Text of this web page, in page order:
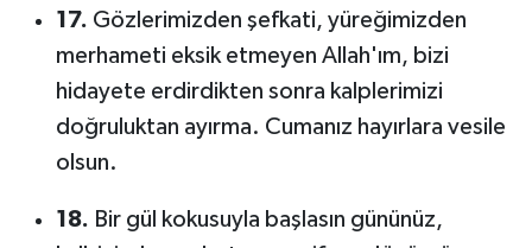
17. Gözlerimizden şefkati, yüreğimizden
merhameti eksik etmeyen Allah'ım, bizi
hidayete erdirdikten sonra kalplerimizi
doğruluktan ayırma. Cumanız hayırlara vesile
olsun.
18. Bir gül kokusuyla başlasın gününüz,